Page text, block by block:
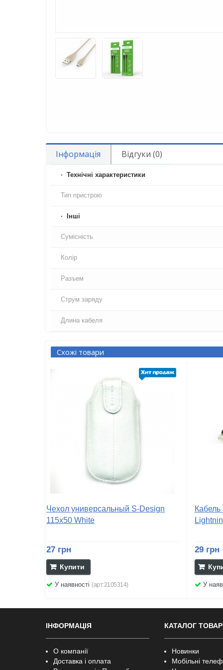
Інформація Відгуки (0)
Технічні характеристики
Тип пристрою
Iнші
Сумісність
Колір
Разъем
Струм заряду
Длина кабеля
Схожі товари
Чехол универсальный S-Design
115x50 White
27 грн
Купити
У наявності (арт:2105314)
29 грн
У
ІНФОРМАЦІЯ
О компанії
Доставка і оплата
КАТАЛОГ
Новинки
Мобільні